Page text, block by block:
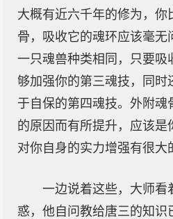
大概有近六千年的修为，你
骨，吸收它的魂环应该毫无
一只魂兽种类相同，只要吸
够加强你的第三魂技，同时
于自保的第四魂技。外附魂
的原因而有所提升，应该是
对你自身的实力增强有很大
一边说着这些，大师看
惑，他自问教给唐三的知识